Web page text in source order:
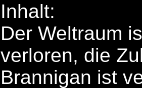
Inhalt:
Der Weltraum
verloren, die
Brannigan ist